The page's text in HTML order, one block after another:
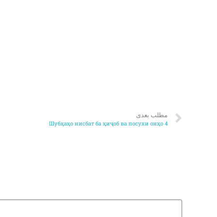
مطلب بعدی
Шубҳаҳо нисбат ба ҳиҷоб ва посухи онҳо 4